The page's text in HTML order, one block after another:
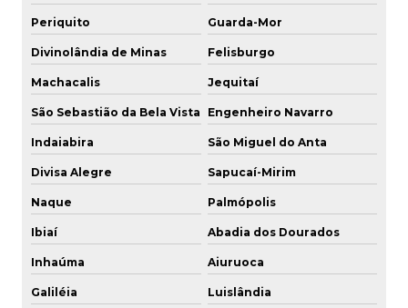
Periquito Guarda-Mor
Divinolândia de Minas Felisburgo
Machacalis Jequitaí
São Sebastião da Bela Vista Engenheiro Navarro
Indaiabira São Miguel do Anta
Divisa Alegre Sapucaí-Mirim
Naque Palmópolis
Ibiaí Abadia dos Dourados
Inhaúma Aiuruoca
Galiléia Luislândia